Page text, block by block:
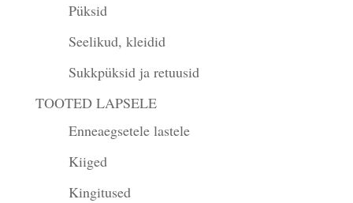
Püksid
Seelikud, kleidid
Sukkpüksid ja retuusid
TOOTED LAPSELE
Enneaegsetele lastele
Kiiged
Kingitused